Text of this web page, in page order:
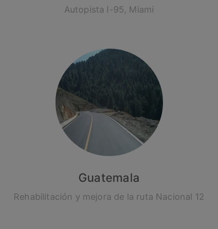
Autopista I-95, Miami
Guatemala
Rehabilitación y mejora de la ruta Nacional 12